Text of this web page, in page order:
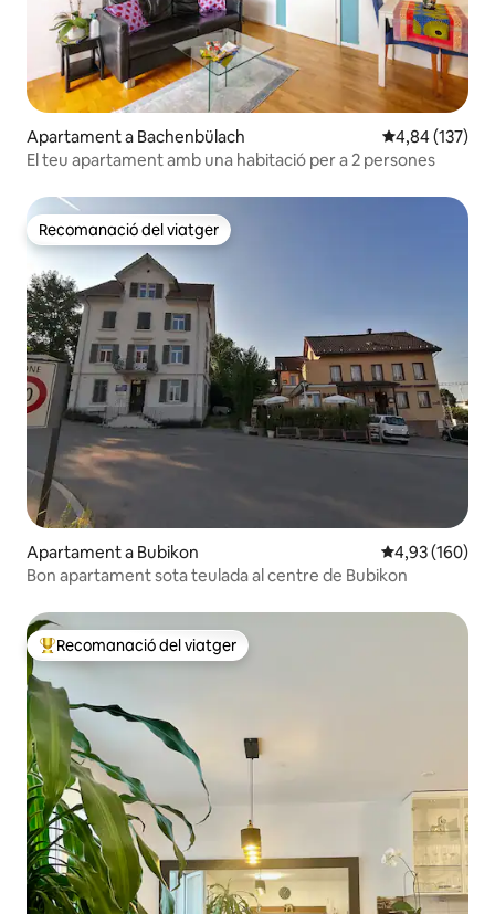
Apartament a Bachenbülach 4,84 de
4,84 (137)
El teu apartament amb una habitació per a 2 persones
Recomanació del viatger
Recomanació del viatger
Apartament a Bubikon 4,93 de
4,93 (160)
Bon apartament sota teulada al centre de Bubikon
Principals recomanacions dels viatgers
Recomanació del viatger